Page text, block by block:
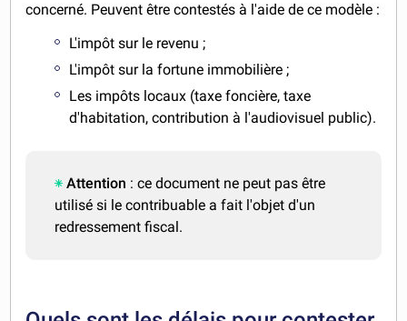
concerné. Peuvent être contestés à l'aide de ce modèle :
L'impôt sur le revenu ;
L'impôt sur la fortune immobilière ;
Les impôts locaux (taxe foncière, taxe
d'habitation, contribution à l'audiovisuel public).
Attention : ce document ne peut pas être
utilisé si le contribuable a fait l'objet d'un
redressement fiscal.